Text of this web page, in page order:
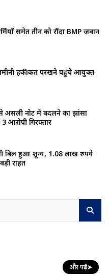
समेत तीन को रौंदा BMP जवान
जमीनी हकीकत परखने पहुंचे आयुक्त
नोट में बदलने का झांसा
आरोपी गिरफ्तार
बिल हुआ शून्य, 1.08 लाख रुपये
राहत
और पढ़ें➤